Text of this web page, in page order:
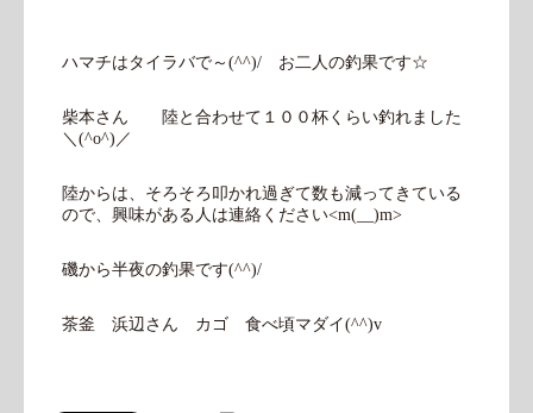
ハマチはタイラバで～(^^)/ お二人の釣果です☆
柴本さん 陸と合わせて１００杯くらい釣れました
＼(^o^)／
陸からは、そろそろ叩かれ過ぎて数も減ってきている
ので、興味がある人は連絡ください<m(__)m>
磯から半夜の釣果です(^^)/
茶釜 浜辺さん カゴ 食べ頃マダイ(^^)v